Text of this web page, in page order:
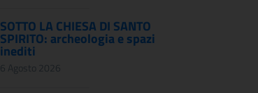
SOTTO LA CHIESA DI SANTO
SPIRITO: archeologia e spazi
inediti
6 Agosto 2026